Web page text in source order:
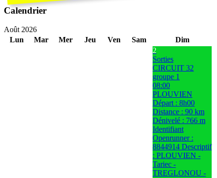
Calendrier
Août 2026
Lun
Mar Mer Jeu Ven Sam Dim
2
Sorties
CIRCUIT 32
groupe 1
08:00
PLOUVIEN
Départ : 8h00
Distance : 90 km
Dénivelé : 766 m
Identifiant
Openrunner :
8844914 Descriptif
: PLOUVIEN -
Tariec -
TREGLONOU -